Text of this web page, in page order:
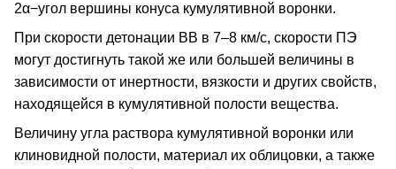
2α−угол вершины конуса кумулятивной воронки.
При скорости детонации ВВ в 7–8 км/с, скорости ПЭ
могут достигнуть такой же или большей величины в
зависимости от инертности, вязкости и других свойств,
находящейся в кумулятивной полости вещества.
Величину угла раствора кумулятивной воронки или
клиновидной полости, материал их облицовки, а также